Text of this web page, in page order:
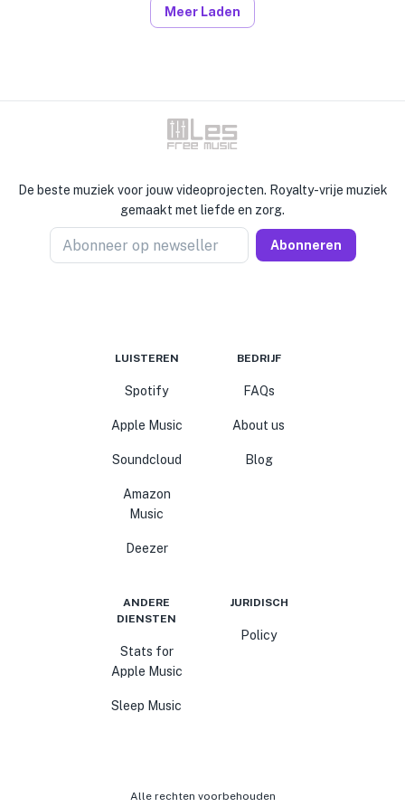
Meer Laden
De beste muziek voor jouw videoprojecten. Royalty-vrije muziek
gemaakt met liefde en zorg.
Abonneer op newseller Abonneren
LUISTEREN
Spotify
Apple Music
Soundcloud
Amazon
Music
Deezer
BEDRIJF
FAQs
About us
Blog
ANDERE
DIENSTEN
Stats for
Apple Music
Sleep Music
JURIDISCH
Policy
Alle rechten voorbehouden